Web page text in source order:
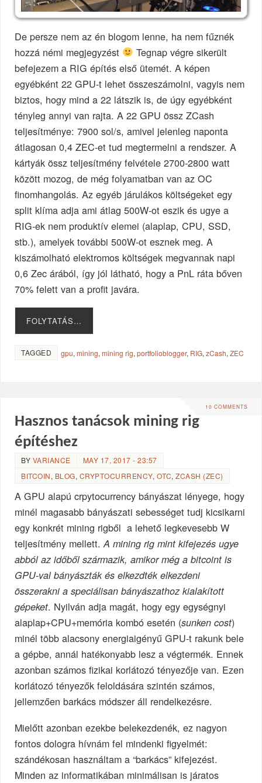
De persze nem az én blogom lenne, ha nem fűznék
hozzá némi megjegyzést
Tegnap végre sikerült
befejezem a RIG építés első ütemét. A képen
egyébként 22 GPU-t lehet összeszámolni, vagyis nem
biztos, hogy mind a 22 látszik is, de úgy egyébként
tényleg annyi van rajta. A 22 GPU össz ZCash
teljesítménye: 7900 sol/s, amivel jelenleg naponta
átlagosan 0,4 ZEC-et tud megtermelni a rendszer. A
kártyák össz teljesítmény felvétele 2700-2800 watt
között mozog, de még folyamatban van az OC
finomhangolás. Az egyéb járulákos költségeket egy
split klíma adja ami átlag 500W-ot eszik és ugye a
RIG-ek nem produktív elemei (alaplap, CPU, SSD,
stb.), amelyek további 500W-ot esznek meg. A
kiszámolható elektromos költségek megvannak napi
0,6 Zec árából, így jól látható, hogy a PnL ráta bőven
70% felett van a profit javára.
FOLYTATÁS…
TAGGED gpu,mining,mining rig,portfolioblogger, RIG,zCash,ZEC
10 COMMENTS
Hasznos tanácsok mining rig
építéshez
BY VARIANCE
MAY 17, 2017 - 23:57
BITCOIN, BLOG, CRYPTOCURRENCY, OTC,ZCASH (ZEC)
A GPU alapú crpytocurrency bányászat lényege, hogy
minél magasabb bányászati sebességet tudj kicsikarni
egy konkrét mining rigből a lehető legkevesebb W
teljesítmény mellett.A mining rig mint kifejezés ugye
abból az időből származik, amikor még a bitcoint is
GPU-val bányászták és elkezdték elkezdeni
összerakni a speciálisan bányászathoz kialakított
gépeket. Nyilván adja magát, hogy egy egységnyi
alaplap+CPU+memória kombó esetén (sunken cost)
minél több alacsony energiaigényű GPU-t rakunk bele
a gépbe, annál hatékonyabb lesz a végtermék. Ennek
azonban számos fizikai korlátozó tényezője van. Ezen
korlátozó tényezők feloldására szintén számos,
jellemzően barkács módszer áll rendelkezésre.
Mielőtt azonban ezekbe belekezdenék, ez nagyon
fontos dologra hívnám fel mindenki figyelmét:
szándékosan használtam a “barkács” kifejezést.
Minden az informatikában minimálisan is járatos